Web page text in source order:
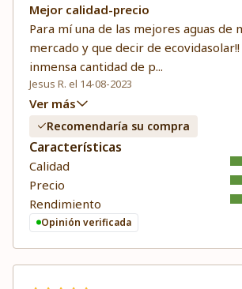
Mejor calidad-precio
Para mí una de las mejores aguas de
mercado y que decir de
inmensa cantidad de p...
Jesus R. el 14-08-2023
Ver más
Recomendaría su compra
Características
Calidad
Precio
Rendimiento
Opinión verificada